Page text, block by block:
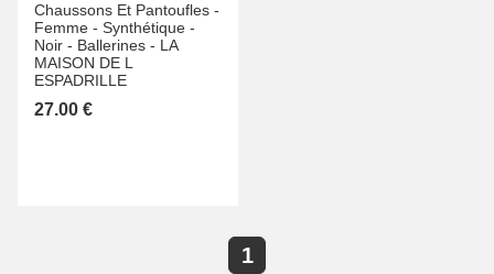
Chaussons Et Pantoufles -
Femme - Synthétique -
Noir - Ballerines - LA
MAISON DE L
ESPADRILLE
27.00 €
1